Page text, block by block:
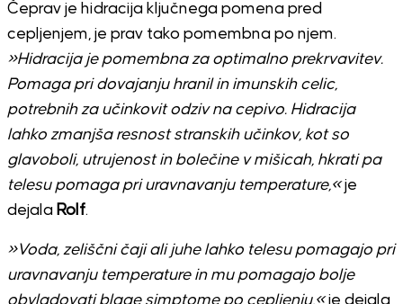
Čeprav je hidracija ključnega pomena pred
cepljenjem, je prav tako pomembna po njem.
»Hidracija je pomembna za optimalno prekrvavitev.
Pomaga pri dovajanju hranil in imunskih celic,
potrebnih za učinkovit odziv na cepivo. Hidracija
lahko zmanjša resnost stranskih učinkov, kot so
glavoboli, utrujenost in bolečine v mišicah, hkrati pa
telesu pomaga pri uravnavanju temperature,«je
dejala Rolf.
»Voda, zeliščni čaji ali juhe lahko telesu pomagajo pri
uravnavanju temperature in mu pomagajo bolje
obvladovati blage simptome po cepljenju,«je dejala